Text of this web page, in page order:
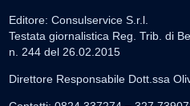
Editore: Consulservice S.r.l.
Testata giornalistica Reg. Trib. di
n. 244 del 26.02.2015
Direttore Responsabile Dott.ssa